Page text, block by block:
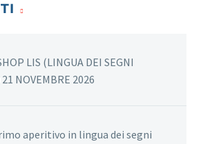
LIS (LINGUA DEI SEGNI
NOVEMBRE 2026
aperitivo in lingua dei segni